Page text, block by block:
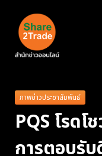
ภาพข่าวประชาสัมพันธ์
PQS โรดโ
การตอบรั